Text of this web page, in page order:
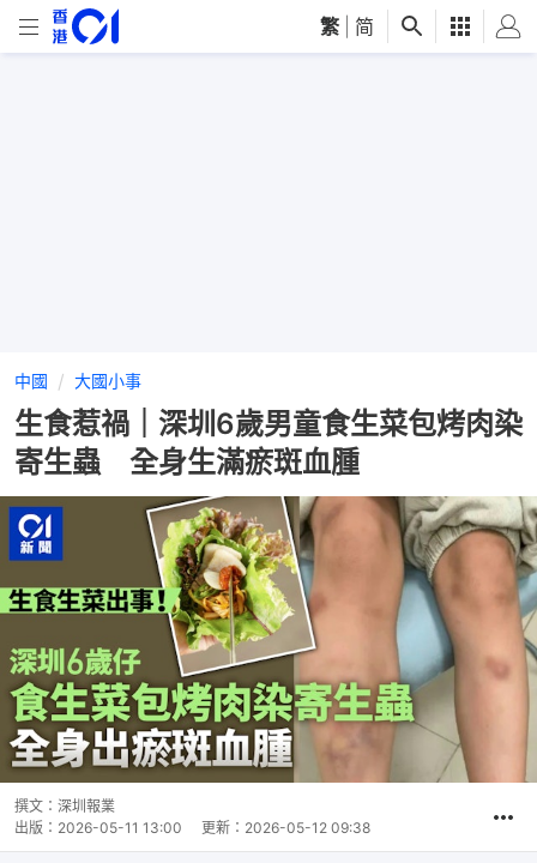
繁 简
中國 大國小事
生食惹禍｜深圳6歲男童食生菜包烤肉染
寄生蟲 全身生滿瘀斑血腫
撰文： 深圳報業
出版： 2026-05-11 13:00 更新： 2026-05-12 09:38